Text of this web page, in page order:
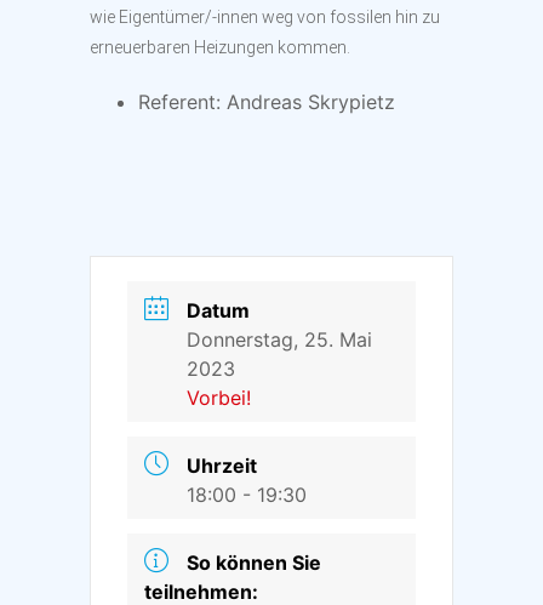
wie Eigentümer/-innen weg von fossilen hin zu
erneuerbaren Heizungen kommen.
Referent: Andreas Skrypietz
Datum
Donnerstag, 25. Mai
2023
Vorbei!
Uhrzeit
18:00 - 19:30
So können Sie
teilnehmen: